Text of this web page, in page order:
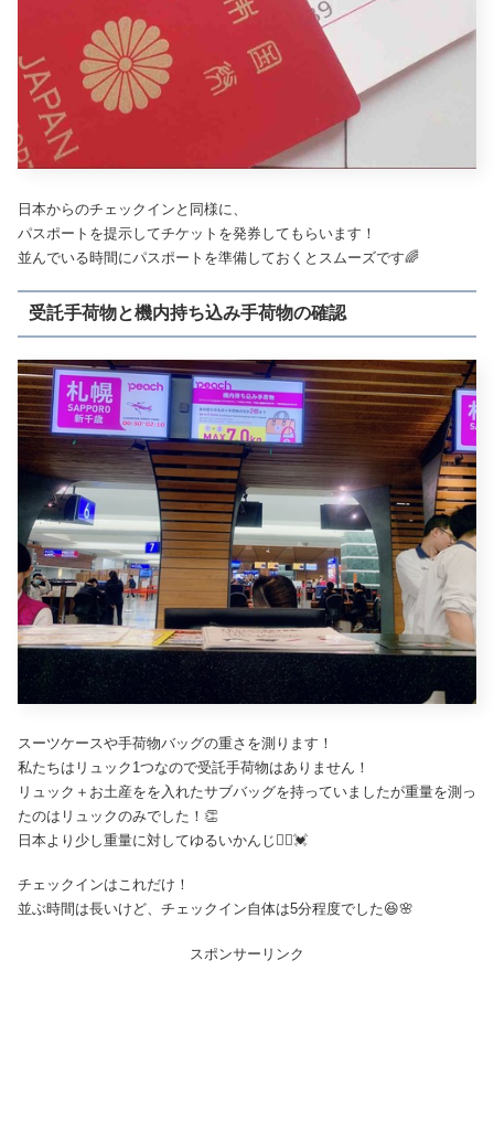
日本からのチェックインと同様に、
パスポートを提示してチケットを発券してもらいます！
並んでいる時間にパスポートを準備しておくとスムーズです🌈
受託手荷物と機内持ち込み手荷物の確認
スーツケースや手荷物バッグの重さを測ります！
私たちはリュック1つなので受託手荷物はありません！
リュック＋お土産をを入れたサブバッグを持っていましたが重量を測っ
たのはリュックのみでした！👏
日本より少し重量に対してゆるいかんじ🤷‍♀️💓
チェックインはこれだけ！
並ぶ時間は長いけど、チェックイン自体は5分程度でした😆🌸
スポンサーリンク